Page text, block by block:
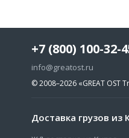
+7 (800) 100-32-
info@greatost.ru
© 2008–2026«GREAT OST
Доставка грузов из